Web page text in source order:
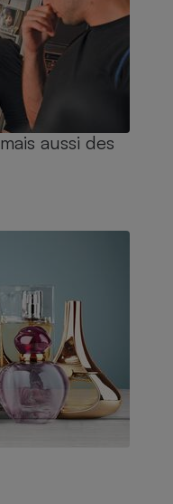
aussi des